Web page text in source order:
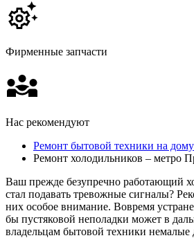
Фирменные запчасти
Нас рекомендуют
Ремонт бытовой техники на дому
Ремонт холодильников – метро
Ваш прежде безупречно работающий
стал подавать тревожные сигналы?
них особое внимание. Вовремя
бы пустяковой неполадки может в
владельцам бытовой техники